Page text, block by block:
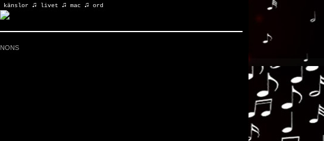
känslor ♫ livet ♫ mac ♫ ord